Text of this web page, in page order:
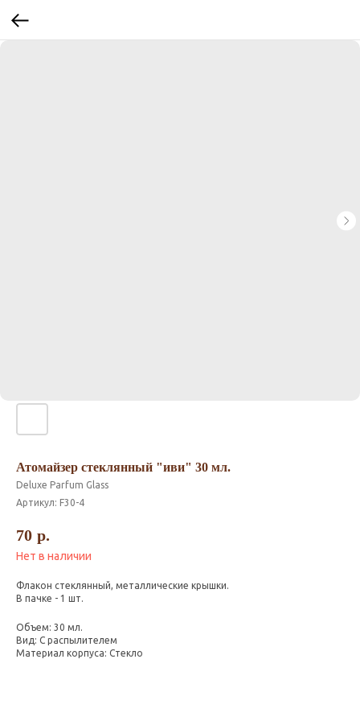
Атомайзер стеклянный "иви" 30 мл.
Deluxe Parfum Glass
Артикул: F30-4
70 р.
Нет в наличии
Флакон стеклянный, металлические крышки.
В пачке - 1 шт.
Объем: 30 мл.
Вид: С распылителем
Материал корпуса: Стекло